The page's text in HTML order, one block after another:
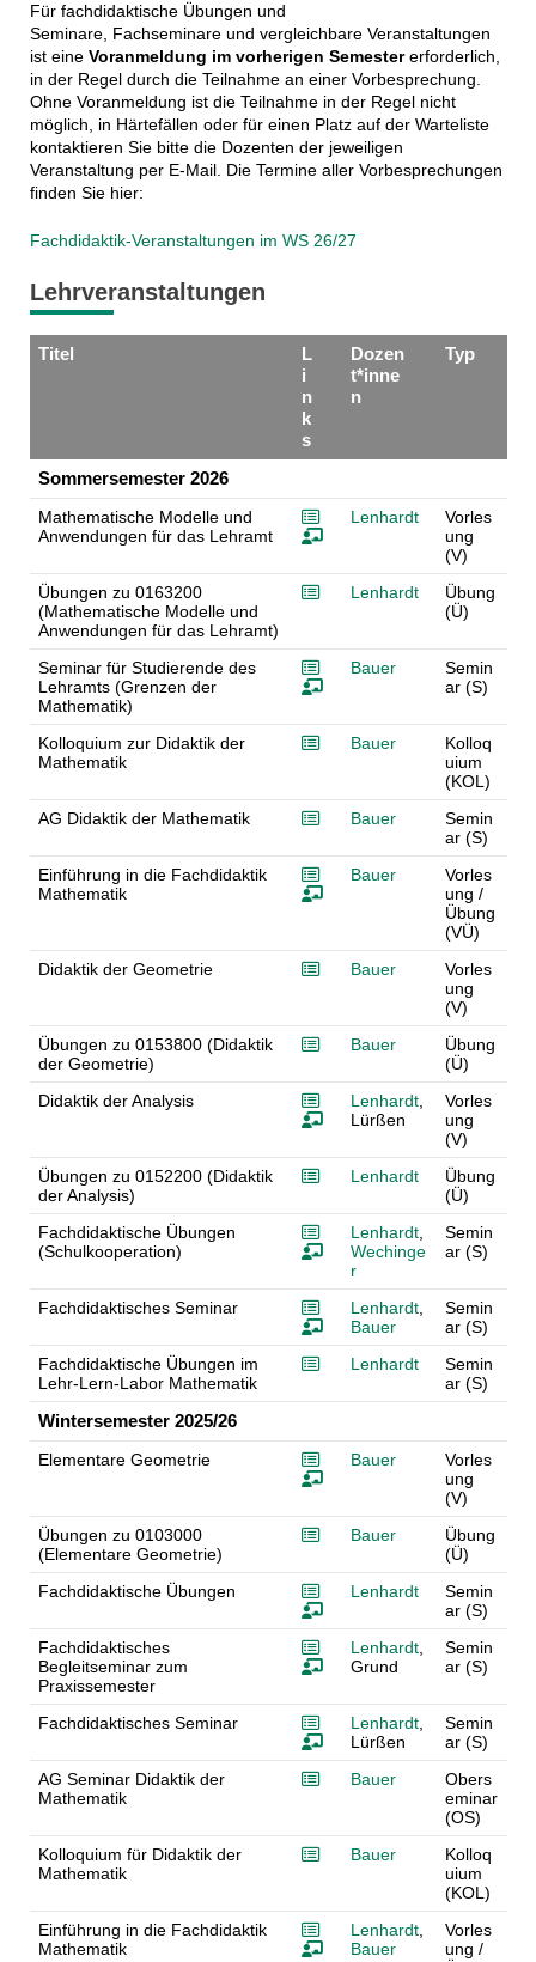
Für fachdidaktische Übungen und
Seminare, Fachseminare und vergleichbare Veranstaltungen
ist eine Voranmeldung im vorherigen Semestererforderlich,
in der Regel durch die Teilnahme an einer Vorbesprechung.
Ohne Voranmeldung ist die Teilnahme in der Regel nicht
möglich, in Härtefällen oder für einen Platz auf der Warteliste
kontaktieren Sie bitte die Dozenten der jeweiligen
Veranstaltung per E-Mail. Die Termine aller Vorbesprechungen
finden Sie hier:
Fachdidaktik-Veranstaltungen im WS 26/27
Lehrveranstaltungen
Titel
L
i
n
k
s
Dozen
t*inne
n
Typ
Sommersemester 2026
Mathematische Modelle und
Anwendungen für das Lehramt
Lenhardt
Vorles
ung
(V)
Übungen zu 0163200
(Mathematische Modelle und
Anwendungen für das Lehramt)
Lenhardt
Übung
(Ü)
Seminar für Studierende des
Lehramts (Grenzen der
Mathematik)
Bauer
Semin
ar (S)
Kolloquium zur Didaktik der
Mathematik
Bauer
Kolloq
uium
(KOL)
AG Didaktik der Mathematik
Bauer
Semin
ar (S)
Einführung in die Fachdidaktik
Mathematik
Bauer
Vorles
ung /
Übung
(VÜ)
Didaktik der Geometrie
Bauer
Vorles
ung
(V)
Übungen zu 0153800 (Didaktik
der Geometrie)
Bauer
Übung
(Ü)
Didaktik der Analysis
Lenhardt,
Lürßen
Vorles
ung
(V)
Übungen zu 0152200 (Didaktik
der Analysis)
Lenhardt
Übung
(Ü)
Fachdidaktische Übungen
(Schulkooperation)
Lenhardt,
Wechinge
r
Semin
ar (S)
Fachdidaktisches Seminar Lenhardt,
Bauer
Semin
ar (S)
Fachdidaktische Übungen im
Lehr-Lern-Labor Mathematik
Lenhardt
Semin
ar (S)
Wintersemester 2025/26
Elementare Geometrie Bauer
Vorles
ung
(V)
Übungen zu 0103000
(Elementare Geometrie)
Bauer
Übung
(Ü)
Fachdidaktische Übungen
Lenhardt
Semin
ar (S)
Fachdidaktisches
Begleitseminar zum
Praxissemester
Lenhardt,
Grund
Semin
ar (S)
Fachdidaktisches Seminar Lenhardt,
Lürßen
Semin
ar (S)
AG Seminar Didaktik der
Mathematik
Bauer
Obers
eminar
(OS)
Kolloquium für Didaktik der
Mathematik
Bauer
Kolloq
uium
(KOL)
Einführung in die Fachdidaktik
Mathematik
Lenhardt,
Bauer
Vorles
ung /